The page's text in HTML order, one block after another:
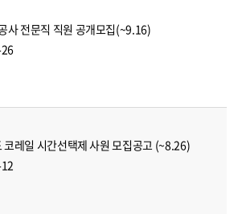
사 전문직 직원 공개모집(~9.16)
레일 시간선택제 사원 모집공고 (~8.26)